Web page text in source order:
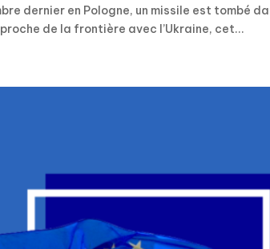
dernier en Pologne, un missile est tombé
de la frontière avec l’Ukraine, cet...